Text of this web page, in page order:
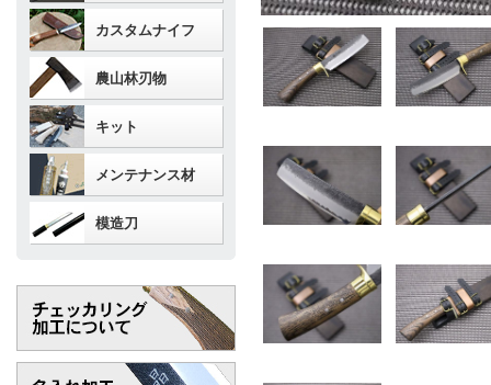
カスタムナイフ
農山林刃物
キット
メンテナンス材
模造刀